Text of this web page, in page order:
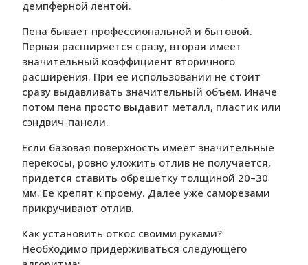
демпферной лентой.
Пена бывает профессиональной и бытовой.
Первая расширяется сразу, вторая имеет
значительный коэффициент вторичного
расширения. При ее использовании не стоит
сразу выдавливать значительный объем. Иначе
потом пена просто выдавит металл, пластик или
сэндвич-панели.
Если базовая поверхность имеет значительные
перекосы, ровно уложить отлив не получается,
придется ставить обрешетку толщиной 20–30
мм. Ее крепят к проему. Далее уже саморезами
прикручивают отлив.
Как установить откос своими руками?
Необходимо придерживаться следующего